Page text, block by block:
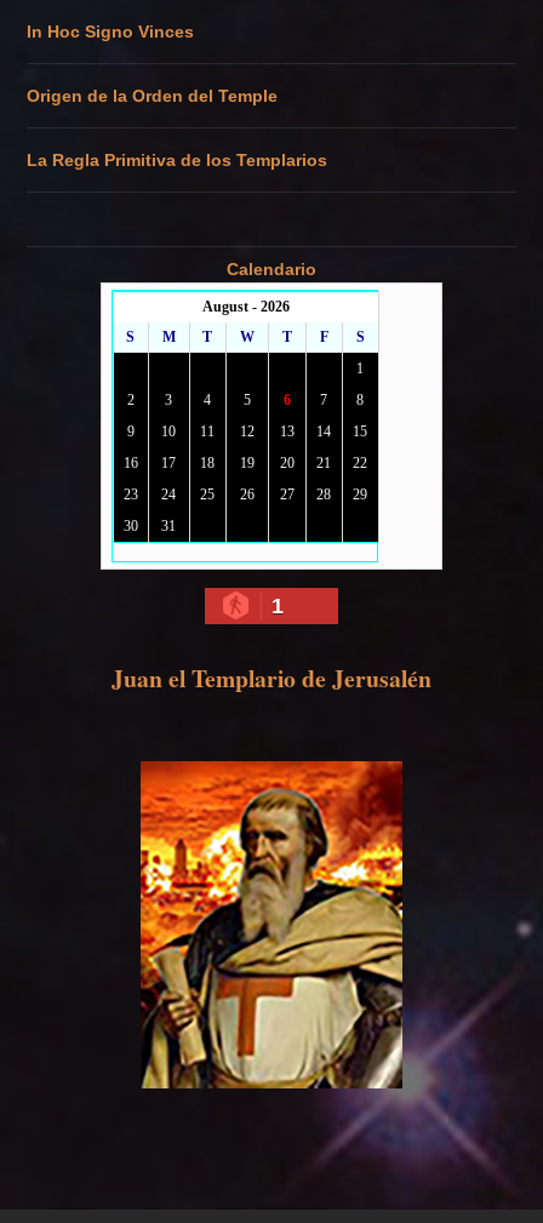
In Hoc Signo Vinces
Origen de la Orden del Temple
La Regla Primitiva de los Templarios
Calendario
August - 2026
S
M T W T F
S
1
2
3 4 5 6 7
8
9
10 11 12 13 14
15
16
17 18 19 20 21
22
23
24 25 26 27 28
29
30
31
1
Juan el Templario de Jerusalén